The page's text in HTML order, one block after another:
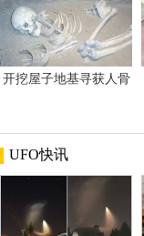
开挖屋子地基寻获人骨
UFO快讯